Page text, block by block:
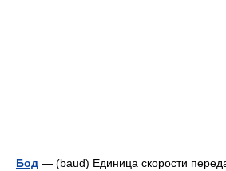
Бод — (baud) Единица скорости